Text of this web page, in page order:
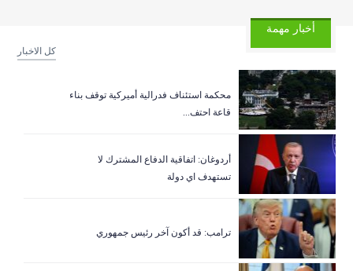
أخبار مهمة
كل الاخبار
‏محكمة استئناف فدرالية أميركية توقف بناء
قاعة احتف...
أردوغان: اتفاقية الدفاع المشترك لا
تستهدف اي دولة
ترامب: قد أكون آخر رئيس جمهوري